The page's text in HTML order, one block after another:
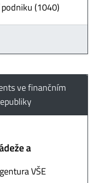
(1040)
ve finančním
a
VŠE